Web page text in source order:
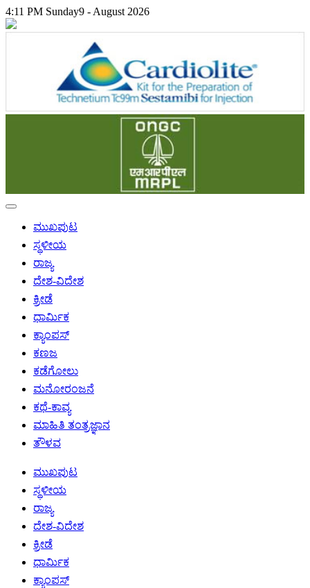
4:11 PM Sunday9 - August 2026
ಮುಖಪುಟ
ಸ್ಥಳೀಯ
ರಾಜ್ಯ
ದೇಶ-ವಿದೇಶ
ಕ್ರೀಡೆ
ಧಾರ್ಮಿಕ
ಕ್ಯಾಂಪಸ್
ಕಣಜ
ಕಡೆಗೋಲು
ಮನೋರಂಜನೆ
ಕಥೆ-ಕಾವ್ಯ
ಮಾಹಿತಿ ತಂತ್ರಜ್ಞಾನ
ತೌಳವ
ಮುಖಪುಟ
ಸ್ಥಳೀಯ
ರಾಜ್ಯ
ದೇಶ-ವಿದೇಶ
ಕ್ರೀಡೆ
ಧಾರ್ಮಿಕ
ಕ್ಯಾಂಪಸ್